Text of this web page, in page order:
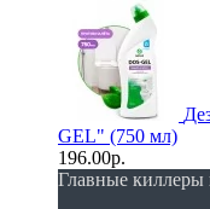
GEL" (750 мл)
196.00р.
Главные